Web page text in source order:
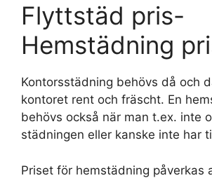
Flyttstäd pris-
Hemstädning
Kontorsstädning behövs då och
kontoret rent och fräscht. En
behövs också när man t.ex. inte
städningen eller kanske inte har
Priset för hemstädning påverkas